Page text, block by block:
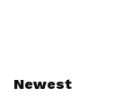
Newest